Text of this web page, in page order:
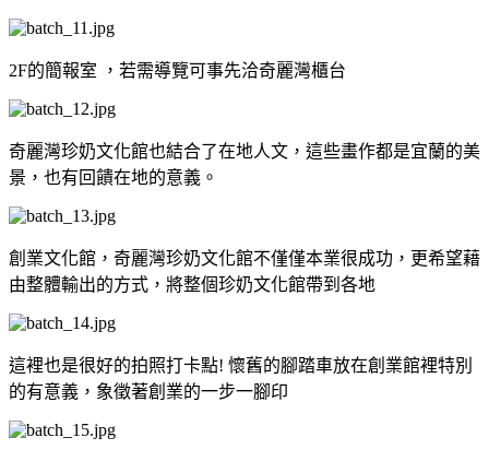
2F的簡報室 ，若需導覽可事先洽奇麗灣櫃台
奇麗灣珍奶文化館也結合了在地人文，這些畫作都是宜蘭的美
景，也有回饋在地的意義。
創業文化館，奇麗灣珍奶文化館不僅僅本業很成功，更希望藉
由整體輸出的方式，將整個珍奶文化館帶到各地
這裡也是很好的拍照打卡點! 懷舊的腳踏車放在創業館裡特別
的有意義，象徵著創業的一步一腳印